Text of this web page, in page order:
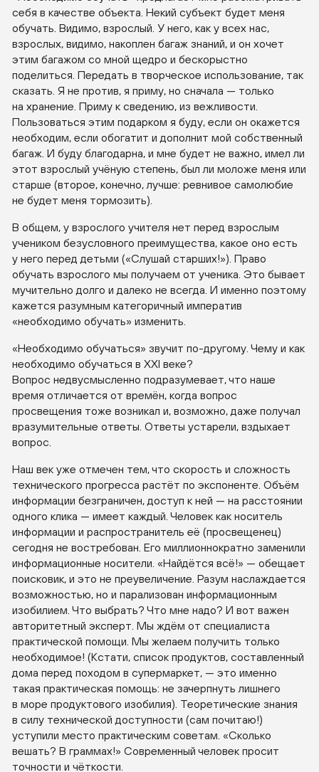
себя в качестве объекта. Некий субъект будет меня
обучать. Видимо, взрослый. У него, как у всех нас,
взрослых, видимо, накоплен багаж знаний, и он хочет
этим багажом со мной щедро и бескорыстно
поделиться. Передать в творческое использование, так
сказать. Я не против, я приму, но сначала — только
на хранение. Приму к сведению, из вежливости.
Пользоваться этим подарком я буду, если он окажется
необходим, если обогатит и дополнит мой собственный
багаж. И буду благодарна, и мне будет не важно, имел ли
этот взрослый учёную степень, был ли моложе меня или
старше (второе, конечно, лучше: ревнивое самолюбие
не будет меня тормозить).
В общем, у взрослого учителя нет перед взрослым
учеником безусловного преимущества, какое оно есть
у него перед детьми («Слушай старших!»). Право
обучать взрослого мы получаем от ученика. Это бывает
мучительно долго и далеко не всегда. И именно поэтому
кажется разумным категоричный императив
«необходимо обучать» изменить.
«Необходимо обучаться» звучит по-другому . Чему и как
необходимо обучаться в XXI веке?
Вопрос недвусмысленно подразумевает, что наше
время отличается от времён, когда вопрос
просвещения тоже возникал и, возможно, даже получал
вразумительные ответы. Ответы устарели, вздыхает
вопрос.
Наш век уже отмечен тем, что скорость и сложность
технического прогресса растёт по экспоненте. Объём
информации безграничен, доступ к ней — на расстоянии
одного клика — имеет каждый. Человек как носитель
информации и распространитель её (просвещенец)
сегодня не востребован. Его миллионнократно заменили
информационные носители. «Найдётся всё!» — обещает
поисковик, и это не преувеличение. Разум наслаждается
возможностью, но и парализован информационным
изобилием. Что выбрать? Что мне надо? И вот важен
авторитетный эксперт. Мы ждём от специалиста
практической помощи. Мы желаем получить только
необходимое! (Кстати, список продуктов, составленный
дома перед походом в супермаркет, — это именно
такая практическая помощь: не зачерпнуть лишнего
в море продуктового изобилия). Теоретические знания
в силу технической доступности (сам почитаю!)
уступили место практическим советам. «Сколько
вешать? В граммах!» Современный человек просит
точности и чёткости.